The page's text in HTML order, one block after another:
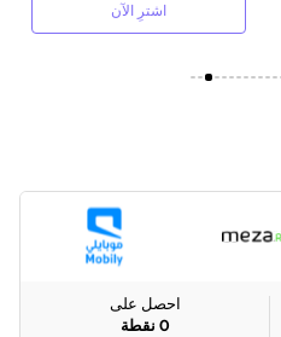
اشترِ الآن
احصل على
0 نقطة